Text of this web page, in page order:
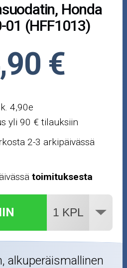
Honda
01 (HFF1013)
€
4,90e
yli 90 € tilauksiin
2-3 arkipäivässä
toimituksesta
alkuperäismallinen